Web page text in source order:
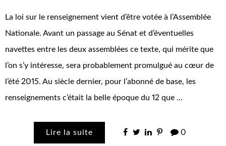
La loi sur le renseignement vient d’être votée à l’Assemblée
Nationale. Avant un passage au Sénat et d’éventuelles
navettes entre les deux assemblées ce texte, qui mérite que
l’on s’y intéresse, sera probablement promulgué au cœur de
l’été 2015. Au siècle dernier, pour l’abonné de base, les
renseignements c’était la belle époque du 12 que …
Lire la suite 0